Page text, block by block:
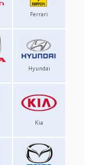
Ferrari
Hyundai
Kia